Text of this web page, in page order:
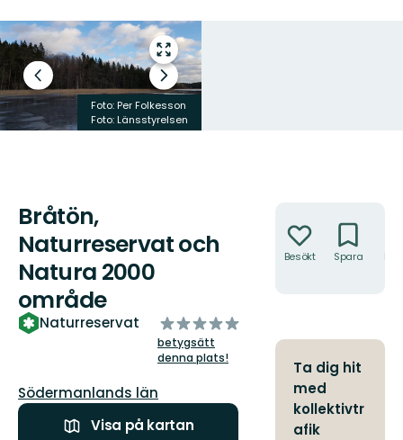
Gå
till
helskärmsläge
Föregående
bild
Nästa
bildspel
Foto: Per Folkesson
Foto: Länsstyrelsen
Bråtön,
Naturreservat och
Natura 2000
område
Naturreservat
av
5
stjärnor
betygsätt
denna plats!
Län:
Södermanlands län
Visa på kartan
Besökt Spara
Ta dig hit
med
kollektivtr
afik